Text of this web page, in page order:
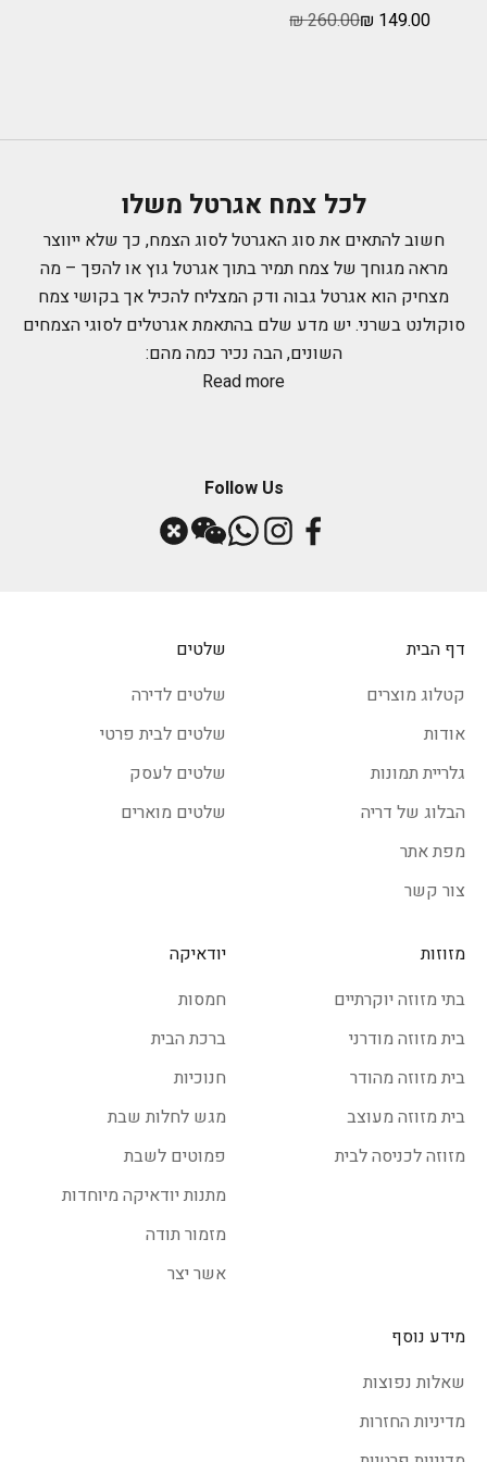
מחיר מבצע
149.00 ₪ מחיר רגיל
260.00 ₪
לכל צמח אגרטל משלו
חשוב להתאים את סוג האגרטל לסוג הצמח, כך שלא ייווצר
מראה מגוחך של צמח תמיר בתוך אגרטל גוץ או להפך – מה
מצחיק הוא אגרטל גבוה ודק המצליח להכיל אך בקושי צמח
סוקולנט בשרני. יש מדע שלם בהתאמת אגרטלים לסוגי הצמחים
השונים, הבה נכיר כמה מהם:
אגרטלים כדוריים
אגרטלי צילינדר
אגרטל צילינדר הוא אגרטל גבוה וצר שפתחו עגול, וקוטרו שווה
סייפניות. תוכלו לבדוק את התאמת אגרטל הצילינדר שלכם לזר
כדי שייכנס, הרי שגודל האגרטל אינו מתאים. זר באגרטל צילינדר,
צריך למצוא לו מקום ברווח.
אגרטלי שעון חול
מלבד העובדה שאגרטלים בצורה זו מסמלים באופן בולט את
הזמניות של החיים ואת העובדה שרגע שעבר לא ישוב יותר,
אגרטלים בצורת שעון חול מתאימים להנחה של זרים מסוגים
בשפע, ואילו הפתח ההולך ונהיה צר יותר, מקנה לאגרטל יציבות.
לעיתים מספיק צמח בודד כדי להכניס רעננות ולבלוב לתוך חלל
קר נטול חיות. כמה כיף לקום בבוקר כשעל השידה בחדר שינה
ללוות אותנו שעות לאחר המחווה. חשוב להתאים לפרח בודד
אגרטל צר וארוך כדי שלא ייראה כערער בערבה בתוך אגרטל
בגודל אימתני.
האגרטל הקלאסי מוכר לכולם, המבנה שלו רחב בחלקו התחתון
ונהיה צר בחלקו העליון, כשלפעמים מעטרת את שפתו פייה
רחבה לאחסון נוח של זר הפרחים. בחירה באגרטל קלאסי תהיה
ויציב.
לפניכם המקומות הגרועים ביותר למקם בהם אגרטלים, במידה
ואתם מעוניינים שהצמחים שלכם יפרחו זמן ארוך ככל שניתן,
חשוב שתימנעו מלהישמע לעצות אחיתופל אלו:
Read more
Follow Us
דף הבית
קטלוג מוצרים
אודות
גלריית תמונות
הבלוג של דריה
מפת אתר
צור קשר
שלטים
שלטים לדירה
שלטים לבית פרטי
שלטים לעסק
שלטים מוארים
מזוזות
בתי מזוזה יוקרתיים
בית מזוזה מודרני
בית מזוזה מהודר
בית מזוזה מעוצב
מזוזה לכניסה לבית
יודאיקה
חמסות
ברכת הבית
חנוכיות
מגש לחלות שבת
פמוטים לשבת
מתנות יודאיקה מיוחדות
מזמור תודה
אשר יצר
מידע נוסף
שאלות נפוצות
מדיניות החזרות